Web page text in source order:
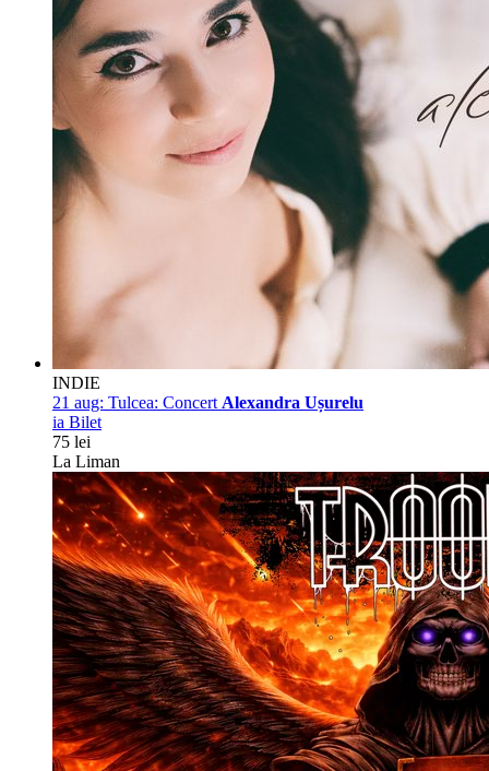
INDIE
21 aug: Tulcea: Concert Alexandra Ușurelu
ia Bilet
75 lei
La Liman